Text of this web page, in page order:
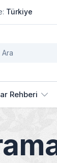
Türkiye
Rehberi